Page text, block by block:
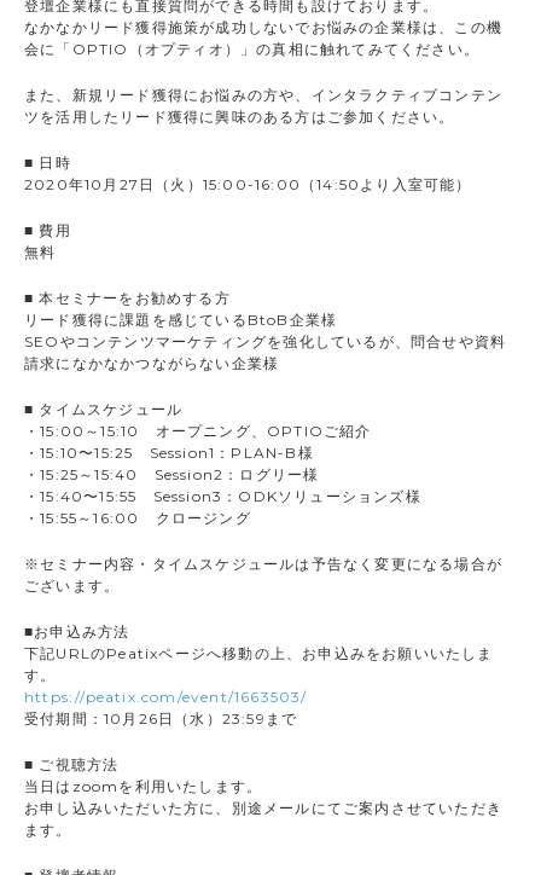
登壇企業様にも直接質問ができる時間も設けております。
なかなかリード獲得施策が成功しないでお悩みの企業様は、この機
会に「OPTIO（オプティオ）」の真相に触れてみてください。
また、新規リード獲得にお悩みの方や、インタラクティブコンテン
ツを活用したリード獲得に興味のある方はご参加ください。
■ 日時
2020年10月27日（火）15:00-16:00（14:50より入室可能）
■ 費用
無料
■ 本セミナーをお勧めする方
リード獲得に課題を感じているBtoB企業様
SEOやコンテンツマーケティングを強化しているが、問合せや資料
請求になかなかつながらない企業様
■ タイムスケジュール
・15:00～15:10 オープニング、OPTIOご紹介
・15:10〜15:25 Session1：PLAN-B様
・15:25～15:40 Session2：ログリー様
・15:40〜15:55 Session3：ODKソリューションズ様
・15:55～16:00 クロージング
※セミナー内容・タイムスケジュールは予告なく変更になる場合が
ございます。
■お申込み方法
下記URLのPeatixページへ移動の上、お申込みをお願いいたしま
す。
https://peatix.com/event/1663503/
受付期間：10月26日（水）23:59まで
■ ご視聴方法
当日はzoomを利用いたします。
お申し込みいただいた方に、別途メールにてご案内させていただき
ます。